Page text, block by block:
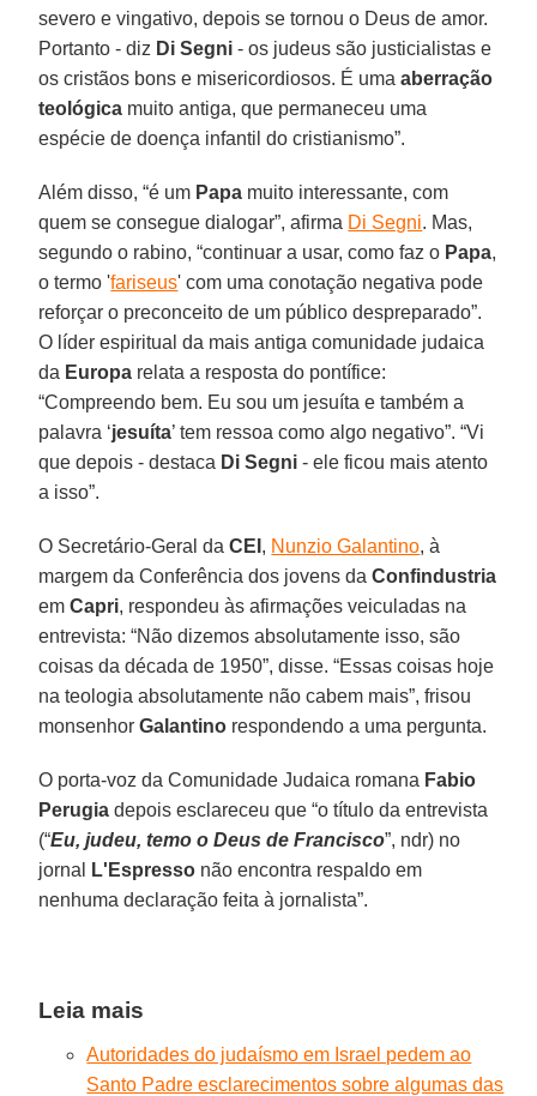
severo e vingativo, depois se tornou o Deus de amor.
Portanto - diz Di Segni - os judeus são justicialistas e
os cristãos bons e misericordiosos. É umaaberração
teológica muito antiga, que permaneceu uma
espécie de doença infantil do cristianismo”.
Além disso, “é um Papa muito interessante, com
quem se consegue dialogar”, afirma Di Segni. Mas,
segundo o rabino, “continuar a usar, como faz o Papa,
o termo 'fariseus' com uma conotação negativa pode
reforçar o preconceito de um público despreparado”.
O líder espiritual da mais antiga comunidade judaica
da Europa relata a resposta do pontífice:
“Compreendo bem. Eu sou um jesuíta e também a
palavra ‘jesuíta’ tem ressoa como algo negativo”. “Vi
que depois - destaca Di Segni - ele ficou mais atento
a isso”.
O Secretário-Geral daCEI , Nunzio Galantino, à
margem da Conferência dos jovens daConfindustria
emCapri, respondeu às afirmações veiculadas na
entrevista: “Não dizemos absolutamente isso, são
coisas da década de 1950”, disse. “Essas coisas hoje
na teologia absolutamente não cabem mais”, frisou
monsenhorGalantino respondendo a uma pergunta.
O porta-voz da Comunidade Judaica romana Fabio
Perugia depois esclareceu que “o título da entrevista
(“Eu, judeu, temo o Deus de Francisco”, ndr) no
jornal
L'Espresso não encontra respaldo em
nenhuma declaração feita à jornalista”.
Leia mais
Autoridades do judaísmo em Israel pedem ao
Santo Padre esclarecimentos sobre algumas das